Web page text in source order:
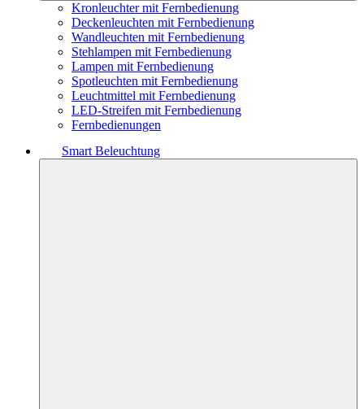
Kronleuchter mit Fernbedienung
Deckenleuchten mit Fernbedienung
Wandleuchten mit Fernbedienung
Stehlampen mit Fernbedienung
Lampen mit Fernbedienung
Spotleuchten mit Fernbedienung
Leuchtmittel mit Fernbedienung
LED-Streifen mit Fernbedienung
Fernbedienungen
Smart Beleuchtung